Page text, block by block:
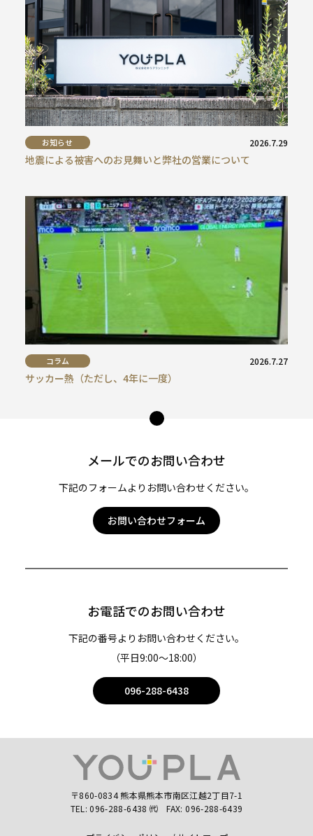
お知らせ 2026.7.29
地震による被害へのお見舞いと弊社の営業について
コラム 2026.7.27
サッカー熱（ただし、4年に一度）
メールでのお問い合わせ
下記のフォームよりお問い合わせください。
お問い合わせフォーム
お電話でのお問い合わせ
下記の番号よりお問い合わせください。
（平日9:00〜18:00）
096-288-6438
ペー
プ
〒860-0834 熊本県熊本市南区江越2丁目7-1
TEL:096-288-6438 ㈹ FAX: 096-288-6439